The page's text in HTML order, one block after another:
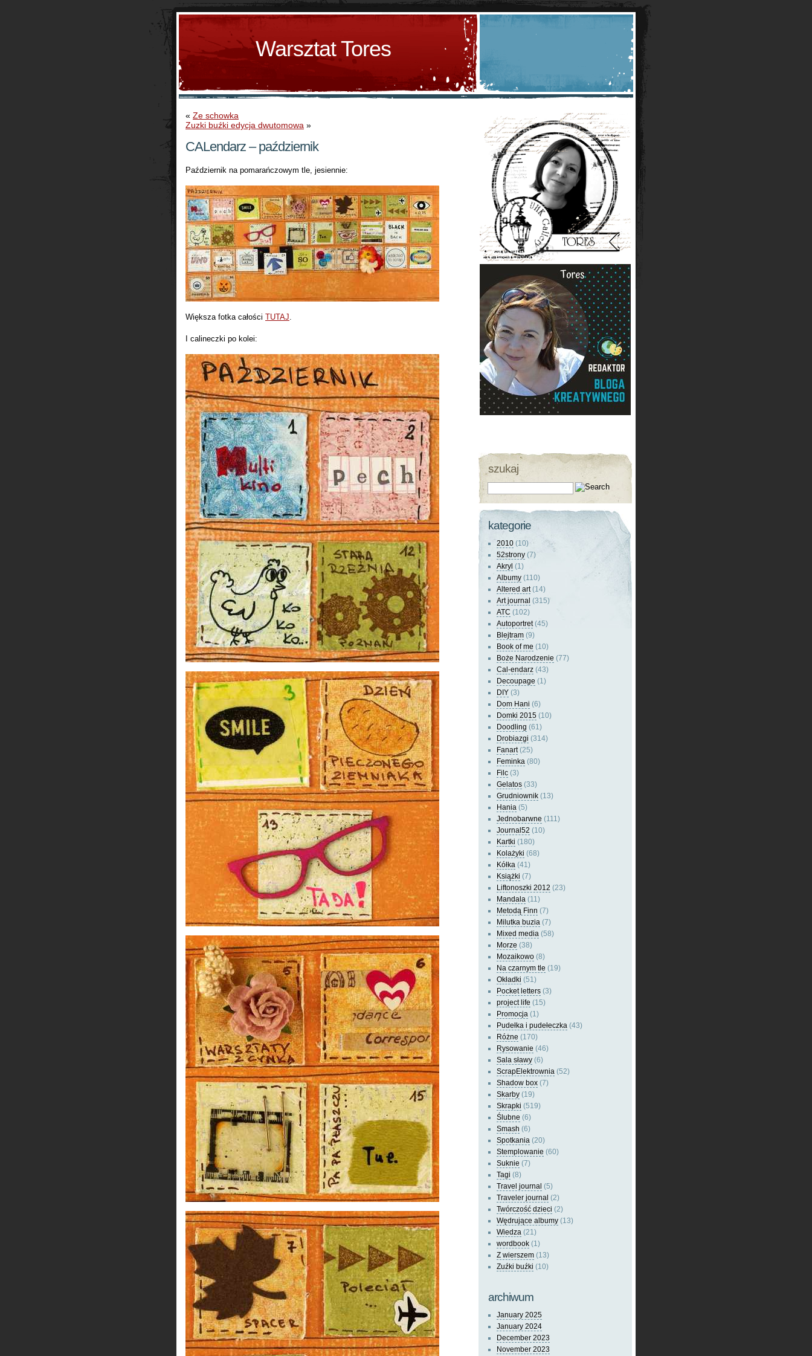
Warsztat Tores
« Ze schowka
Zuzki buźki edycja dwutomowa »
CALendarz – październik
Październik na pomarańczowym tle, jesiennie:
Większa fotka całości TUTAJ.
I calineczki po kolei:
szukaj
kategorie
2010 (10)
52strony (7)
Akryl (1)
Albumy (110)
Altered art(14)
Art journal (315)
ATC (102)
Autoportret(45)
Blejtram (9)
Book of me (10)
Boże Narodzenie (77)
Cal-endarz (43)
Decoupage (1)
DIY (3)
Dom Hani (6)
Domki 2015 (10)
Doodling (61)
Drobiazgi (314)
Fanart(25)
Feminka (80)
Filc (3)
Gelatos (33)
Grudniownik (13)
Hania (5)
Jednobarwne (111)
Journal52 (10)
Kartki (180)
Kolażyki (68)
Kółka (41)
Książki (7)
Liftonoszki 2012 (23)
Mandala (11)
Metodą Finn (7)
Milutka buzia (7)
Mixed media (58)
Morze (38)
Mozaikowo (8)
Na czarnym tle (19)
Okładki (51)
Pocket letters (3)
project life (15)
Promocja (1)
Pudełka i pudełeczka (43)
Różne (170)
Rysowanie (46)
Sala sławy (6)
ScrapElektrownia (52)
Shadow box (7)
Skarby (19)
Skrapki (519)
Ślubne (6)
Smash (6)
Spotkania (20)
Stemplowanie (60)
Suknie (7)
Tagi (8)
Travel journal (5)
Traveler journal (2)
Twórczość dzieci (2)
Wędrujące albumy (13)
Wiedza (21)
wordbook (1)
Z wierszem (13)
Zuźki buźki (10)
archiwum
January 2025
January 2024
December 2023
November 2023